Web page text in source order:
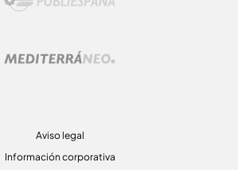
Aviso legal
Información corporativa